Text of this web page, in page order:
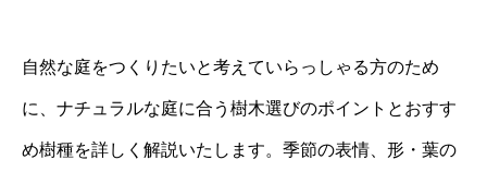
自然な庭をつくりたいと考えていらっしゃる方のため
に、ナチュラルな庭に合う樹木選びのポイントとおすす
め樹種を詳しく解説いたします。季節の表情、形・葉の